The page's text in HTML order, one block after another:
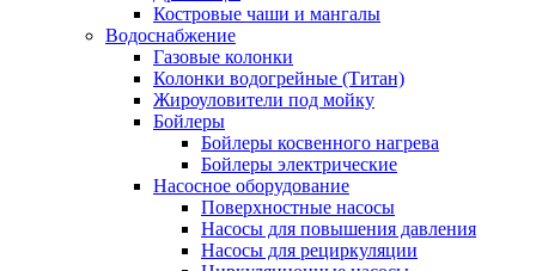
Костровые чаши и мангалы
Водоснабжение
Газовые колонки
Колонки водогрейные (Титан)
Жироуловители под мойку
Бойлеры
Бойлеры косвенного нагрева
Бойлеры электрические
Насосное оборудование
Поверхностные насосы
Насосы для повышения давления
Насосы для рециркуляции